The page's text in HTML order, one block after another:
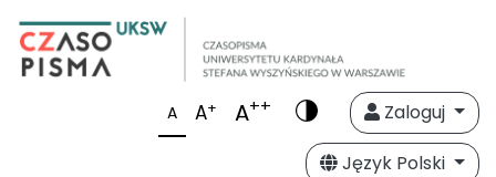
A A+ A++
Zaloguj
Język Polski